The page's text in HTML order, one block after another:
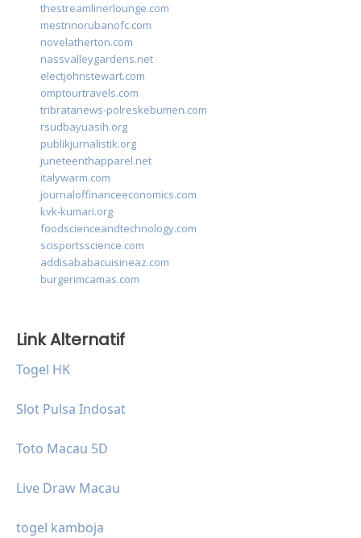
thestreamlinerlounge.com
mestrinorubanofc.com
novelatherton.com
nassvalleygardens.net
electjohnstewart.com
omptourtravels.com
tribratanews-polreskebumen.com
rsudbayuasih.org
publikjurnalistik.org
juneteenthapparel.net
italywarm.com
journaloffinanceeconomics.com
kvk-kumari.org
foodscienceandtechnology.com
scisportsscience.com
addisababacuisineaz.com
burgerimcamas.com
Link Alternatif
Togel HK
Slot Pulsa Indosat
Toto Macau 5D
Live Draw Macau
togel kamboja